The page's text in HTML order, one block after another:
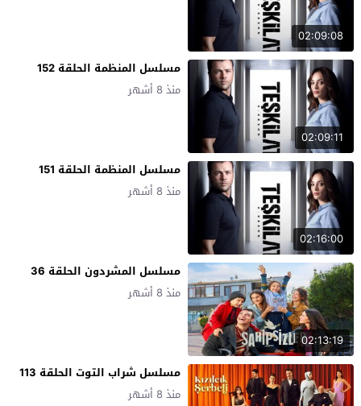
02:09:08
02:09:11
مسلسل المنظمة الحلقة 152
منذ 8 أشهر
02:16:00
مسلسل المنظمة الحلقة 151
منذ 8 أشهر
02:13:19
مسلسل المشردون الحلقة 36
منذ 8 أشهر
مسلسل شراب التوت الحلقة 113
منذ 8 أشهر